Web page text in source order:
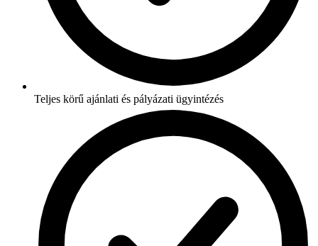
Teljes körű ajánlati és pályázati ügyintézés